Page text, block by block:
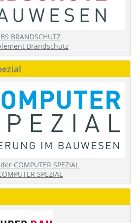
BRANDSCHUTZ
Brandschutz
COMPUTER SPEZIAL
SPEZIAL